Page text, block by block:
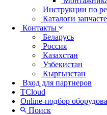
Инструкции по
Каталоги
Контакты
Беларусь
Россия
Казахстан
Узбекистан
Кыргызстан
Вход для партнеров
TCloud
Online-подбор
Поиск